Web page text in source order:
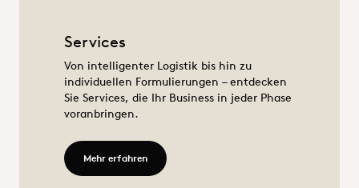
Services
Services
Von intelligenter Logistik bis hin zu
individuellen Formulierungen – entdecken
Sie Services, die Ihr Business in jeder Phase
voranbringen.
Mehr erfahrenMehr erfahren - Services